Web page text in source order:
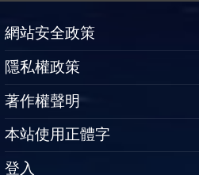
網站安全政策
隱私權政策
著作權聲明
本站使用正體字
登入